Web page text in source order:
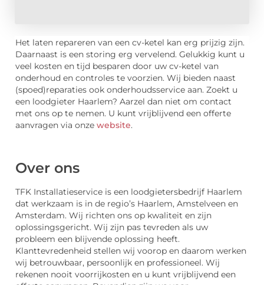
Het laten repareren van een cv-ketel kan erg prijzig zijn.
Daarnaast is een storing erg vervelend. Gelukkig kunt u
veel kosten en tijd besparen door uw cv-ketel van
onderhoud en controles te voorzien. Wij bieden naast
(spoed)reparaties ook onderhoudsservice aan. Zoekt u
een loodgieter Haarlem? Aarzel dan niet om contact
met ons op te nemen. U kunt vrijblijvend een offerte
aanvragen via onze website.
Over ons
TFK Installatieservice is een loodgietersbedrijf Haarlem
dat werkzaam is in de regio’s Haarlem, Amstelveen en
Amsterdam. Wij richten ons op kwaliteit en zijn
oplossingsgericht. Wij zijn pas tevreden als uw
probleem een blijvende oplossing heeft.
Klanttevredenheid stellen wij voorop en daarom werken
wij betrouwbaar, persoonlijk en professioneel. Wij
rekenen nooit voorrijkosten en u kunt vrijblijvend een